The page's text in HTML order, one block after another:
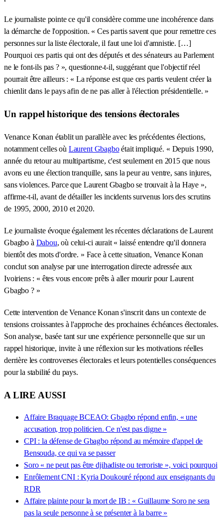
Le journaliste pointe ce qu'il considère comme une incohérence dans
la démarche de l'opposition. « Ces partis savent que pour remettre ces
personnes sur la liste électorale, il faut une loi d'amnistie. […]
Pourquoi ces partis qui ont des députés et des sénateurs au Parlement
ne le font-ils pas ? », questionne-t-il, suggérant que l'objectif réel
pourrait être ailleurs : « La réponse est que ces partis veulent créer la
chienlit dans le pays afin de ne pas aller à l'élection présidentielle. »
Un rappel historique des tensions électorales
Venance Konan établit un parallèle avec les précédentes élections,
notamment celles où Laurent Gbagboétait impliqué. « Depuis 1990,
année du retour au multipartisme, c'est seulement en 2015 que nous
avons eu une élection tranquille, sans la peur au ventre, sans injures,
sans violences. Parce que Laurent Gbagbo se trouvait à la Haye »,
affirme-t-il, avant de détailler les incidents survenus lors des scrutins
de 1995, 2000, 2010 et 2020.
Le journaliste évoque également les récentes déclarations de Laurent
Gbagbo à Dabou, où celui-ci aurait « laissé entendre qu'il donnera
bientôt des mots d'ordre. » Face à cette situation, Venance Konan
conclut son analyse par une interrogation directe adressée aux
Ivoiriens : « êtes vous encore prêts à aller mourir pour Laurent
Gbagbo ? »
Cette intervention de Venance Konan s'inscrit dans un contexte de
tensions croissantes à l'approche des prochaines échéances électorales.
Son analyse, basée tant sur une expérience personnelle que sur un
rappel historique, invite à une réflexion sur les motivations réelles
derrière les controverses électorales et leurs potentielles conséquences
pour la stabilité du pays.
A LIRE AUSSI
Affaire Braquage BCEAO: Gbagbo répond enfin, « une
accusation, trop politicien. Ce n'est pas digne »
CPI : la défense de Gbagbo répond au mémoire d'appel de
Bensouda, ce qui va se passer
Soro « ne peut pas être djihadiste ou terroriste », voici pourquoi
Enrôlement CNI : Kyria Doukouré répond aux enseignants du
RDR
Affaire plainte pour la mort de IB : « Guillaume Soro ne sera
pas la seule personne à se présenter à la barre »